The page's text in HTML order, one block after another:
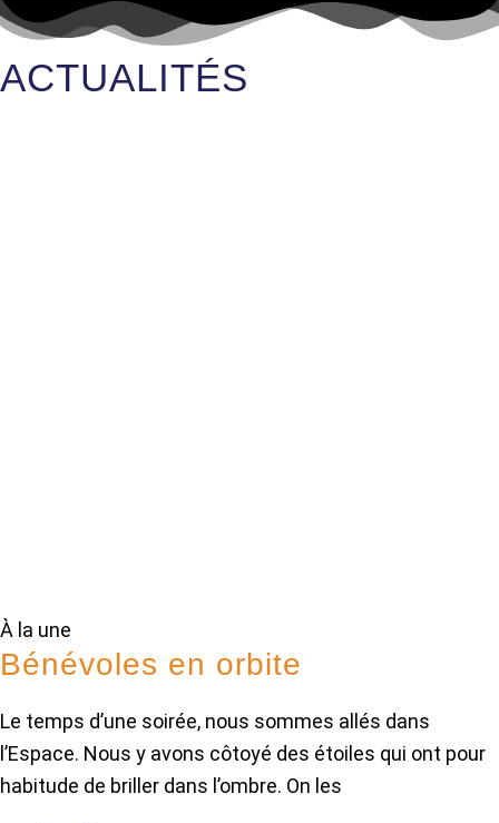
ACTUALITÉS
À la une
Bénévoles en orbite
Le temps d’une soirée, nous sommes allés dans
l’Espace. Nous y avons côtoyé des étoiles qui ont pour
habitude de briller dans l’ombre. On les